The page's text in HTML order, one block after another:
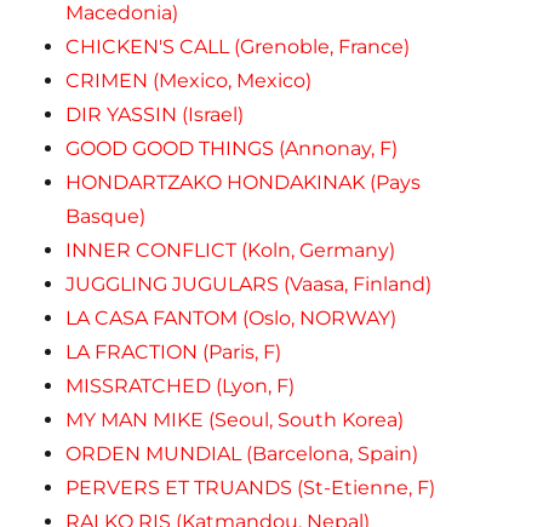
Macedonia)
CHICKEN'S CALL (Grenoble, France)
CRIMEN (Mexico, Mexico)
DIR YASSIN (Israel)
GOOD GOOD THINGS (Annonay, F)
HONDARTZAKO HONDAKINAK (Pays
Basque)
INNER CONFLICT (Koln, Germany)
JUGGLING JUGULARS (Vaasa, Finland)
LA CASA FANTOM (Oslo, NORWAY)
LA FRACTION (Paris, F)
MISSRATCHED (Lyon, F)
MY MAN MIKE (Seoul, South Korea)
ORDEN MUNDIAL (Barcelona, Spain)
PERVERS ET TRUANDS (St-Etienne, F)
RAI KO RIS (Katmandou, Nepal)